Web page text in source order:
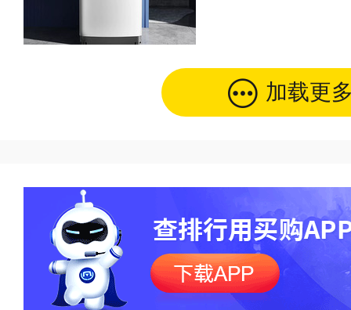
加载更